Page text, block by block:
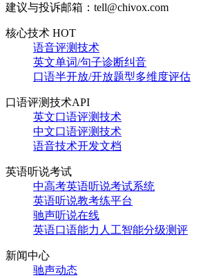
建议与投诉邮箱：tell@chivox.com
核心技术 HOT
语音评测技术
英文单词/句子诊断纠音
口语半开放/开放题型多维度评估
口语评测技术API
英文口语评测技术
中文口语评测技术
语音技术开发文档
英语听说考试
中高考英语听说考试系统
英语听说教考练平台
驰声听说在线
英语口语能力人工智能分级测评
新闻中心
驰声动态